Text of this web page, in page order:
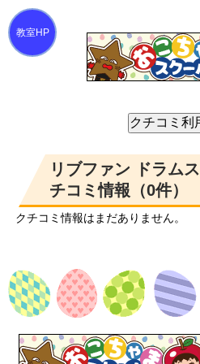
リブファン ドラム
チコミ情報（0件）
クチコミ情報はまだありません。